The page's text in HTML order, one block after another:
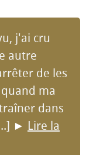
j'ai cru
autre
de les
ma
dans
► Lire la